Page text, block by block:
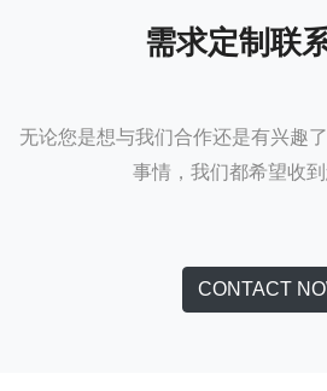
需求定制联
无论您是想与我们合作还是有兴趣
事情，我们都希望收
CONTACT